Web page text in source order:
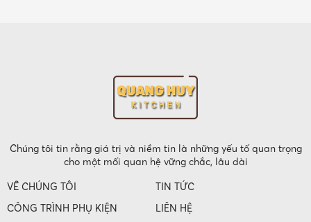
Chúng tôi tin rằng giá trị và niềm tin là những yếu tố quan trọng
cho một mối quan hệ vững chắc, lâu dài
VỀ CHÚNG TÔI
TIN TỨC
CÔNG TRÌNH PHỤ KIỆN
LIÊN HỆ